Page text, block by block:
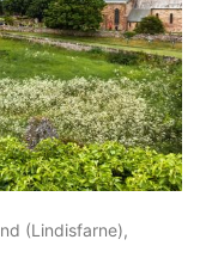
(Lindisfarne),